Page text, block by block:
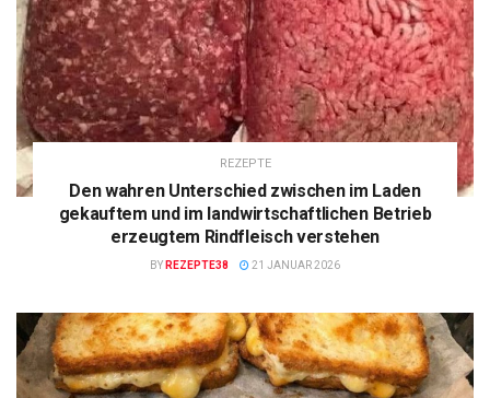
REZEPTE
Den wahren Unterschied zwischen im Laden
gekauftem und im landwirtschaftlichen Betrieb
erzeugtem Rindfleisch verstehen
BY REZEPTE38 21 JANUAR 2026